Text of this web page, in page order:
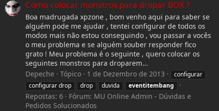
Como colocar monstros para dropar BOX ?
Boa madrugada xpzone , bom venho aqui para saber se
alguém pode me ajudar , tentei configurar de todos os
modos mais não estou conseguindo , vou passar a vocês
o meu problema e se alguém souber responder fico
grato ! Meu problema é o seguinte , quero colocar os
seguintes monstros para droparem...
Depeche
Tópico 1 de Dezembro de 2013
configurar
configurar drop
drop duvida eventitembang
Repostas: 6 Fórum: MU Online Admin - Dúvidas e
Pedidos Solucionados